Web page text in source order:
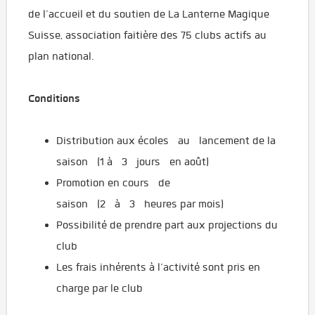
de l’accueil et du soutien de La Lanterne Magique
Suisse, association faitière des 75 clubs actifs au
plan national.
Conditions
Distribution aux écoles au lancement de la
saison (1 à 3 jours en août)
Promotion en cours de
saison (2 à 3 heures par mois)
Possibilité de prendre part aux projections du
club
Les frais inhérents à l’activité sont pris en
charge par le club